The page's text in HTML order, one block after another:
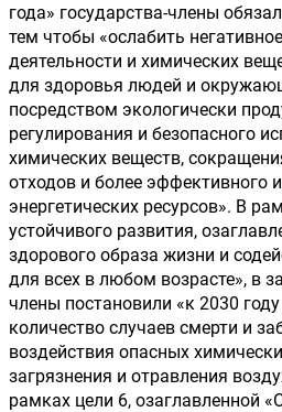
года» государства-члены
тем чтобы «ослабить
деятельности и химических
для здоровья людей и
посредством экологически
регулирования и безопасного
химических веществ,
отходов и более эффективного
энергетических ресурсов». В
устойчивого развития,
здорового образа жизни и
для всех в любом возрасте», в
члены постановили «к 2030
количество случаев смерти и
воздействия опасных
загрязнения и отравления
рамках цели 6, озаглавленной